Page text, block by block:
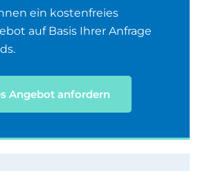
ein kostenfreies
auf Basis Ihrer Anfrage
Angebot anfordern